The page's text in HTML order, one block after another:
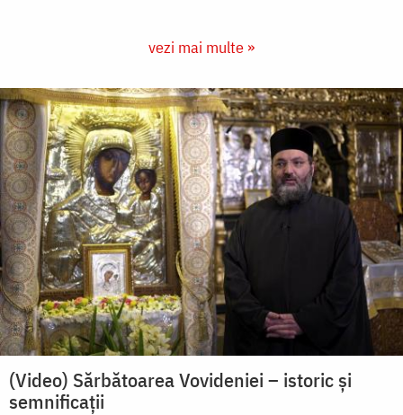
vezi mai multe »
(Video) Sărbătoarea Vovideniei – istoric și
semnificații